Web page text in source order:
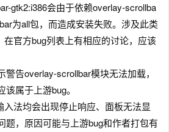
会由于依赖overlay-scrollba
为all包，而造成安装失败。涉及此类
在官方bug列表上有相应的讨论，应该
告overlay-scrollbar模块无法加载，
属于上游bug。
法均会出现停止响应、面板无法显
题，原因可能与上游bug和作者打包有